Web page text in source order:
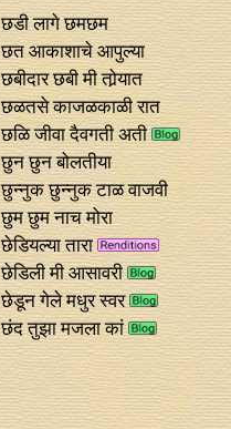
छडी लागे छमछम
छत आकाशाचे आपुल्या
छबीदार छबी मी तोर्‍यात
छळतसे काजळकाळी रात
छळि जीवा दैवगती अती
छुन छुन बोलतीया
छुन्‍नुक छुन्‍नुक टाळ वाजवी
छुम छुम नाच मोरा
छेडियल्या तारा
छेडिली मी आसावरी
छेडून गेले मधुर स्वर
छंद तुझा मजला कां